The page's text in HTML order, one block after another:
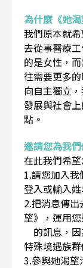
為什麼《她
我們原本就
去從事醫療
的是女性，
往需要更多
向自主獨立
發展與社會
點。
邀請您為我
在此我們希
1.請您加入
登入或輸入
2.把消息傳
望》，運用
的訊息，因
特殊境遇族
3.參與她渴望